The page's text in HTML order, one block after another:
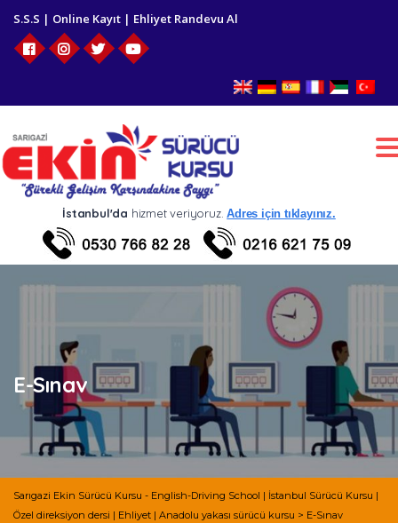
S.S.S | Online Kayıt | Ehliyet Randevu Al
İstanbul'da hizmet veriyoruz.Adres için tıklayınız.
E-Sınav
Sarıgazi Ekin Sürücü Kursu - English-Driving School | İstanbul Sürücü Kursu |
Özel direksiyon dersi | Ehliyet | Anadolu yakası sürücü kursu > E-Sınav